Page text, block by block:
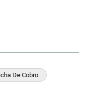
De Cobro